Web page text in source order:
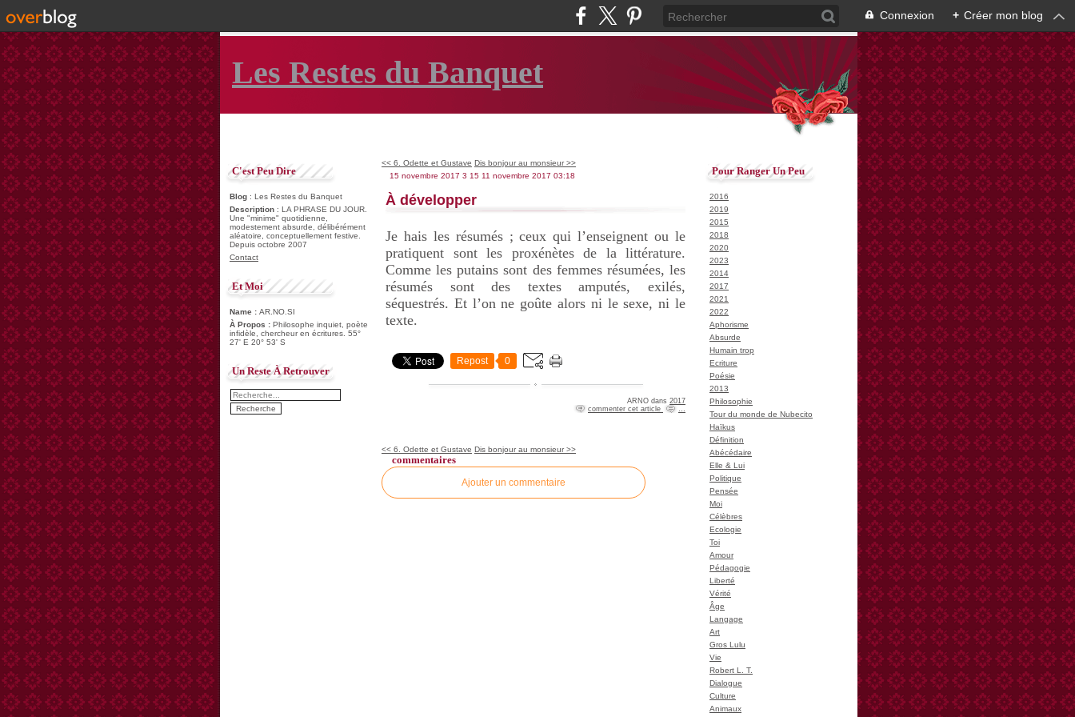
Connexion + Créer mon blog
Les Restes du Banquet
C'est Peu Dire
Blog : Les Restes du Banquet
Description : LA PHRASE DU JOUR.
Une "minime" quotidienne,
modestement absurde, délibérément
aléatoire, conceptuellement festive.
Depuis octobre 2007
Contact
Et Moi
Name : AR.NO.SI
À Propos : Philosophe inquiet, poète
infidèle, chercheur en écritures. 55°
27' E 20° 53' S
Un Reste À Retrouver
<< 6. Odette et Gustave Dis bonjour au monsieur >>
15 novembre 2017 3 15 11 novembre 2017 03:18
À développer
Je hais les résumés ; ceux qui l’enseignent ou le
pratiquent sont les proxénètes de la littérature.
Comme les putains sont des femmes résumées, les
résumés sont des textes amputés, exilés,
séquestrés. Et l’on ne goûte alors ni le sexe, ni le
texte.
Repost 0
ARNO dans 2017
commenter cet article
<< 6. Odette et Gustave Dis bonjour au monsieur >>
commentaires
Ajouter un commentaire
Pour Ranger Un Peu
2016
2019
2015
2018
2020
2023
2014
2017
2021
2022
Aphorisme
Absurde
Humain trop
Ecriture
Poésie
2013
Philosophie
Tour du monde de Nubecito
Haïkus
Définition
Abécédaire
Elle & Lui
Politique
Pensée
Moi
Célèbres
Ecologie
Toi
Amour
Pédagogie
Liberté
Vérité
Âge
Langage
Art
Gros Lulu
Vie
Robert L. T.
Dialogue
Culture
Animaux